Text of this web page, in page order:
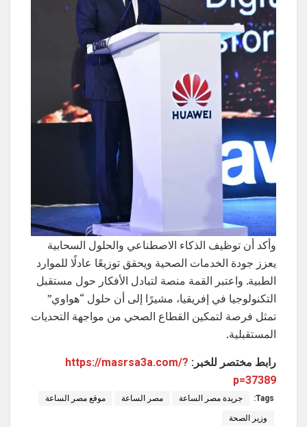
وأكد أن توظيف الذكاء الاصطناعي والحلول السحابية
يعزز جودة الخدمات الصحية ويحقق توزيعًا عادلًا للموارد
الطبية. واعتبر القمة منصة لتبادل الأفكار حول مستقبل
التكنولوجيا في إفريقيا، مشيرًا إلى أن حلول “هواوي”
تمثل فرصة لتمكين القطاع الصحي من مواجهة التحديات
المستقبلية.
رابط مختصر للخبر: https://masrsa3a.com/?
p=37389
Tags: جريدة مصر الساعة مصر الساعة موقع مصر الساعة
وزير الصحة